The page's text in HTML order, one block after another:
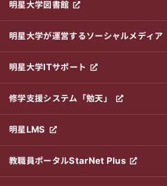
明星大学図書館
明星大学が運営するソーシャルメディア
明星大学ITサポート
修学支援システム「勉天」
明星LMS
教職員ポータルStarNet Plus